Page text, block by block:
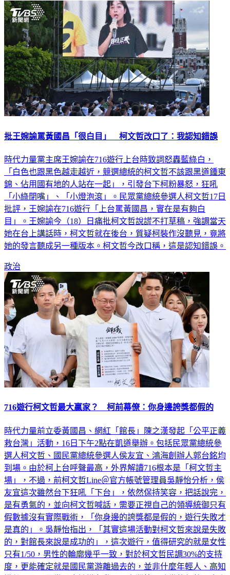
政治
時代力量黨主席王婉諭在716遊行上台時致詞怒轟藍綠白，
「白色也跟黑色越走越近，競選總統的柯文哲不該跟黑道鍾東
錦、佔用國有地的人站在一起」，引發台下柯粉暴怒，狂吼
「小綠閉嘴」、「小燈泡滾」。民眾黨總統參選人柯文哲17日
批評，王婉諭在716遊行「上台罵黃國昌，實在是有夠白
目」。王婉諭今（18）日痛批柯文哲說謊不打草稿，強調當天
她在台上講話時，柯文哲就在後台，質疑柯裝作沒聽見，竟將
政治
時代力量前立委黃國昌、網紅「館長」陳之漢發起「公平正義
救台灣」活動，16日下午2點在凱道舉辦。包括民眾黨總統參
選人柯文哲、國民黨總統參選人侯友宜、鴻海創辦人郭台銘均
到場。由於柯上台呼聲最高，外界解讀716根本是「柯文哲主
場」，不過，前柯文哲Line＠官方帳號管理員吳靜怡分析，侯
友宜這次雖然台下狂吼「下台」，依然保持笑容，把話說完，
是有勇氣的，並向柯文哲喊話，需要正視自己的領導統御只有
假數據沒有實際戰術，「你身邊的誇獎都是假的，遊行失敗才
是真的」。吳靜怡指出，「其實這場活動對柯文哲來說是失敗
的，對館長來說是成功的」，這次遊行，值得研究的就是女性
只有1/50，男性的輪廓幾乎一致，對於柯文哲民調30%的支持